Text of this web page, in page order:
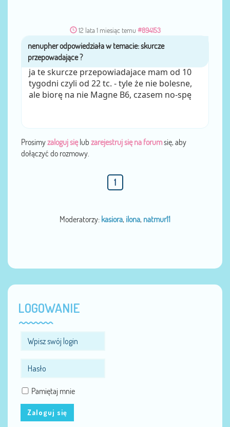
12 lata 1 miesiąc temu #894153
przeznenupher
ja te skurcze przepowiadajace mam od 10
tygodni czyli od 22 tc. - tyle że nie bolesne,
ale biorę na nie Magne B6, czasem no-spę
Prosimyzaloguj sięlub zarejestruj się na forumsię, aby
dołączyć do rozmowy.
1
Moderatorzy: kasiora, ilona, natmur11
LOGOWANIE
Pamiętaj mnie
Zaloguj się